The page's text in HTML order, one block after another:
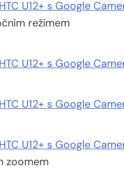
režimem
zoomem